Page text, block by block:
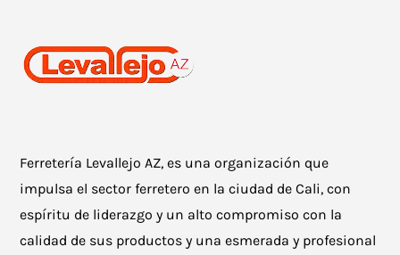
Ferretería Levallejo AZ, es una organización que
impulsa el sector ferretero en la ciudad de Cali, con
espíritu de liderazgo y un alto compromiso con la
calidad de sus productos y una esmerada y profesional